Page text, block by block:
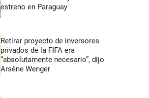
estreno en Paraguay
Retirar proyecto de inversores
privados de la FIFA era
“absolutamente necesario”, dijo
Arsène Wenger